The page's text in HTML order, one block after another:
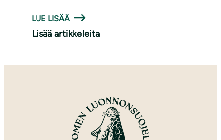
LUE LISÄÄ
Lisää artikkeleita